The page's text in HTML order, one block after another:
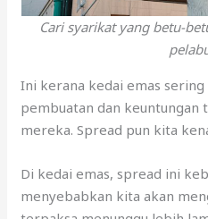
Ini kerana kedai emas sering
pembuatan dan
mereka. Spread pun kita
Di kedai emas, spread ini
menyebabkan kita akan
terpaksa menunggu lebih
4) Pinjam duit untuk beli emas
Jangan buat loan atau